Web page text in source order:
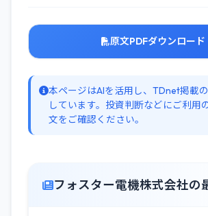
原文PDFダウンロード
本ページはAIを活用し、TDnet掲載
しています。投資判断などにご利用
文をご確認ください。
フォスター電機株式会社の